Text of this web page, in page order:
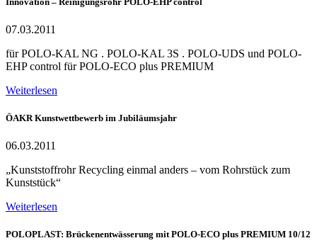
07.03.2011
für POLO-KAL NG . POLO-KAL 3S . POLO-UDS und POLO-
EHP control für POLO-ECO plus PREMIUM
Weiterlesen
ÖAKR Kunstwettbewerb im Jubiläumsjahr
06.03.2011
„Kunststoffrohr Recycling einmal anders – vom Rohrstück zum
Kunststück“
Weiterlesen
POLOPLAST: Brückenentwässerung mit POLO-ECO plus PREMIUM 10/12